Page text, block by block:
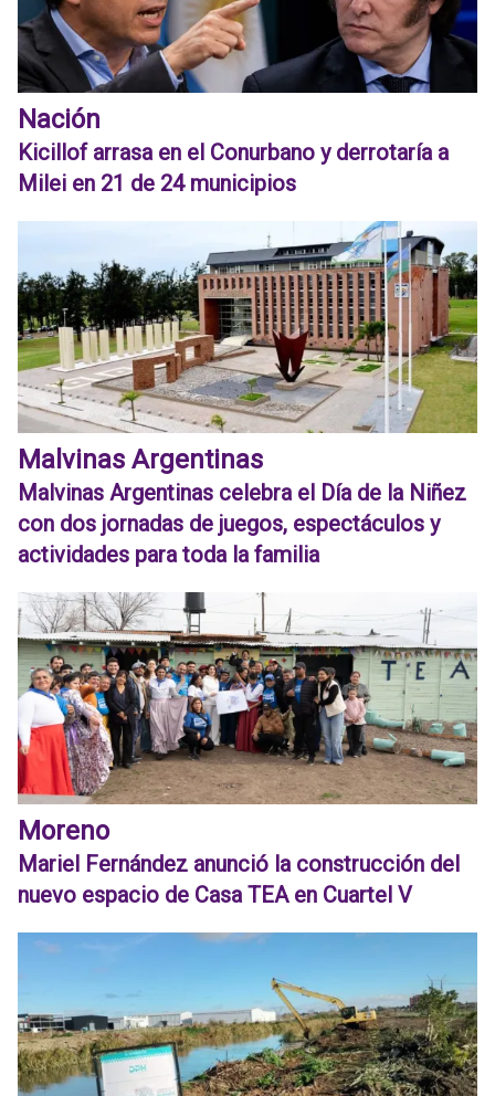
Nación
Kicillof arrasa en el Conurbano y derrotaría a
Milei en 21 de 24 municipios
Malvinas Argentinas
Malvinas Argentinas celebra el Día de la Niñez
con dos jornadas de juegos, espectáculos y
actividades para toda la familia
Moreno
Mariel Fernández anunció la construcción del
nuevo espacio de Casa TEA en Cuartel V